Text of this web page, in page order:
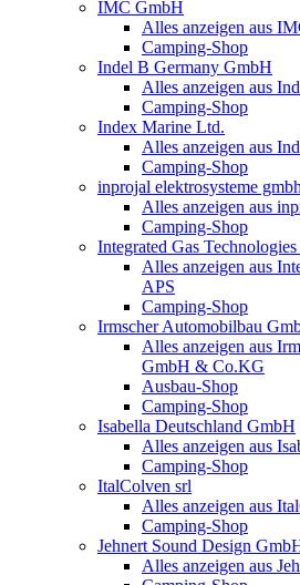
IMC GmbH
Alles anzeigen aus
Camping-Shop
Indel B Germany GmbH
Alles anzeigen aus
Camping-Shop
Index Marine Ltd.
Alles anzeigen aus
Camping-Shop
inprojal elektrosysteme gmbh
Alles anzeigen aus
Camping-Shop
Integrated Gas
Alles anzeigen aus
APS
Camping-Shop
Irmscher Automobilbau
Alles anzeigen aus
GmbH & Co.KG
Ausbau-Shop
Camping-Shop
Isabella Deutschland GmbH
Alles anzeigen aus
Camping-Shop
ItalColven srl
Alles anzeigen aus
Camping-Shop
Jehnert Sound Design
Alles anzeigen aus